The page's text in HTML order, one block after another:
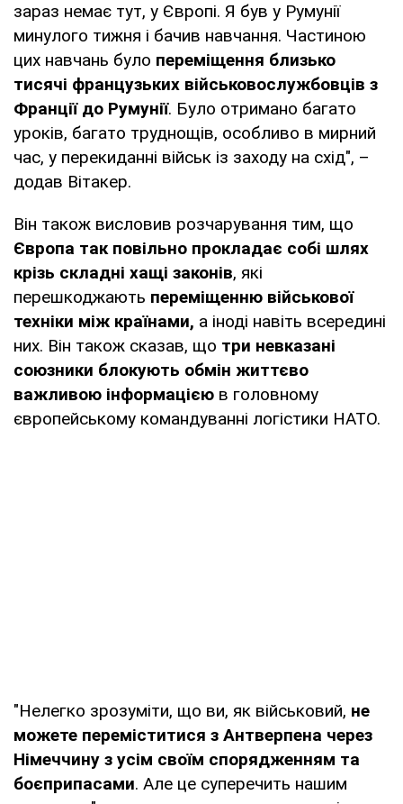
зараз немає тут, у Європі. Я був у Румунії
минулого тижня і бачив навчання. Частиною
цих навчань було переміщення близько
тисячі французьких військовослужбовців з
Франції до Румунії. Було отримано багато
уроків, багато труднощів, особливо в мирний
час, у перекиданні військ із заходу на схід", –
додав Вітакер.
Він також висловив розчарування тим, що
Європа так повільно прокладає собі шлях
крізь складні хащі законів, які
перешкоджають переміщенню військової
техніки між країнами, а іноді навіть всередині
них. Він також сказав, що три невказані
союзники блокують обмін життєво
важливою інформацією в головному
європейському командуванні логістики НАТО.
"Нелегко зрозуміти, що ви, як військовий, не
можете переміститися з Антверпена через
Німеччину з усім своїм спорядженням та
боєприпасами. Але це суперечить нашим